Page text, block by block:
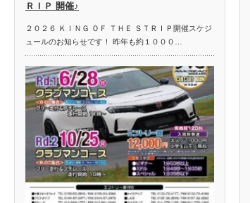
ＲＩＰ 開催♪
２０２６ ＫＩＮＧ ＯＦ ＴＨＥ ＳＴＲＩＰ開催スケジ
ュールのお知らせです！ 昨年も約１０００…